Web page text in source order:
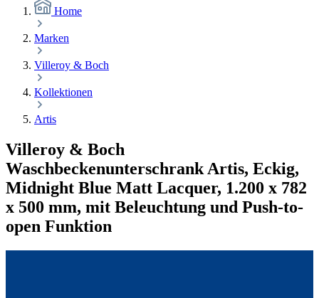
Home
Marken
Villeroy & Boch
Kollektionen
Artis
Villeroy & Boch
Waschbeckenunterschrank Artis, Eckig,
Midnight Blue Matt Lacquer, 1.200 x 782
x 500 mm, mit Beleuchtung und Push-to-
open Funktion